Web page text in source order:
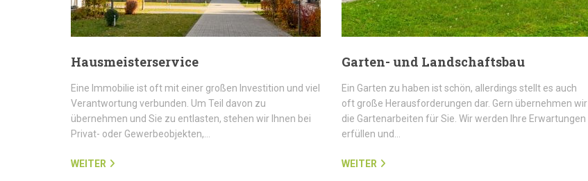
Hausmeisterservice
Eine Immobilie ist oft mit einer großen Investition und viel
Verantwortung verbunden. Um Teil davon zu
übernehmen und Sie zu entlasten, stehen wir Ihnen bei
Privat- oder Gewerbeobjekten,…
WEITER
Garten- und Landschaftsbau
Ein Garten zu haben ist schön, allerdings stellt es auch
oft große Herausforderungen dar. Gern übernehmen wir
die Gartenarbeiten für Sie. Wir werden Ihre Erwartungen
erfüllen und…
WEITER